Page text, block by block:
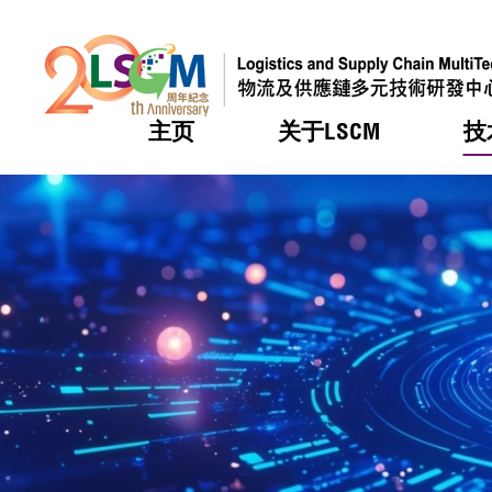
主页 关于LSCM
热门
奖项
LSCM 动向
机构简
愿景及
服务范
组织架
组织架
董事局
研究顾
招标
技
热门
奖项
LSCM 动向
服务
可获
应用
重点项
热门
奖项
LSCM 动向
合作计
研发
资助
资助计
税务优
申请
评审
征求研
热门
奖项
LSCM 动向
活动
LSCM
业界活
奖项
新闻中
媒体报
新闻稿
资讯中
热门
奖项
LSCM 动向
会籍及
登记
会员
会员登